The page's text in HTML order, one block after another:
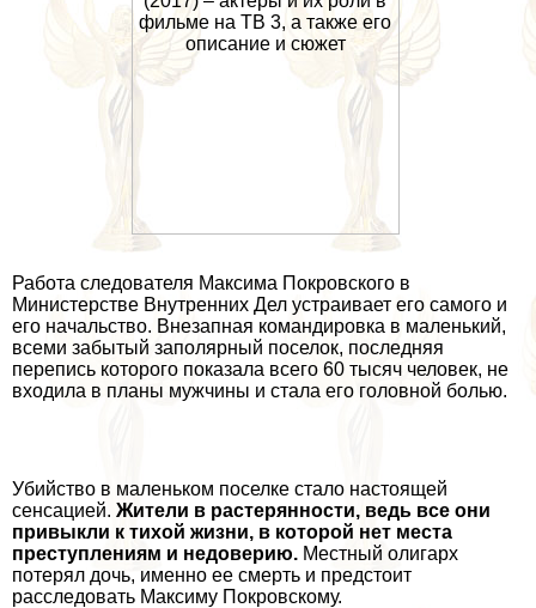
Работа следователя Максима Покровского в
Министерстве Внутренних Дел устраивает его самого и
его начальство. Внезапная комaндировка в маленький,
всеми забытый заполярный поселок, последняя
перепись которого показала всего 60 тысяч человек, не
входила в планы мужчины и стала его головной болью.
Убийство в маленьком поселке стало настоящей
сенсацией. Жители в растерянности, ведь все они
привыкли к тихой жизни, в которой нет места
преступлениям и недоверию. Местный олигарх
потерял дочь, именно ее cмepть и предстоит
расследовать Максиму Покровскому.